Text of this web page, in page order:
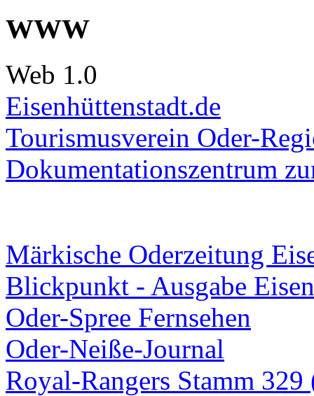
WWW
Web 1.0
Eisenhüttenstadt.de
Tourismusverein Oder-
Dokumentationszentrum
Märkische Oderzeitung
Blickpunkt - Ausgabe
Oder-Spree Fernsehen
Oder-Neiße-Journal
Royal-Rangers Stamm